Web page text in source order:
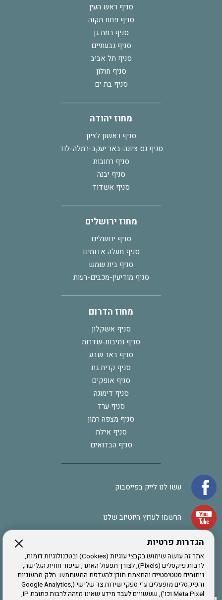
הגדרות פרטיות
אתר זה עושה שימוש בקבצי עוגיות (Cookies) ובטכנולוגיות דומות,
לרבות פיקסלים (Pixels), לצורך תפעול האתר, שיפור חווית הגלישה,
ניתוחים סטטיסטיים והתאמת תוכן להעדפת המשתמש. חלק מהעוגיות
והפיקסלים מופעלים ע"י ספקי שירות צד שלישי (Google Analytics,
Meta Pixel וכו'), שעשויים לעבד מידע שאינו מזהה לרבות כתובת IP,
סניף ראש העין
סניף פתח תקוה
סניף רמת גן
סניף גבעתיים
סניף תל אביב
סניף חולון
סניף בת ים
מחוז יהודה
סניף ראשון לציון
סניף נס ציונה-באר יעקב-רמלה-לוד
סניף רחובות
סניף יבנה
סניף אשדוד
מחוז ירושלים
סניף ירושלים
סניף מעלה אדומים
סניף בית שמש
סניף מודיעין-מכבים-רעות
מחוז הדרום
סניף אשקלון
סניף נתיבות-שדרות
סניף באר שבע
סניף קרית גת
סניף אופקים
סניף דימונה
סניף ערד
סניף מצפה רמון
סניף אילת
סניף הבדואים
עשו לנו לייק בפייסבוק
הרשמו לערוץ היוטיוב שלנו
אתר צה"ל